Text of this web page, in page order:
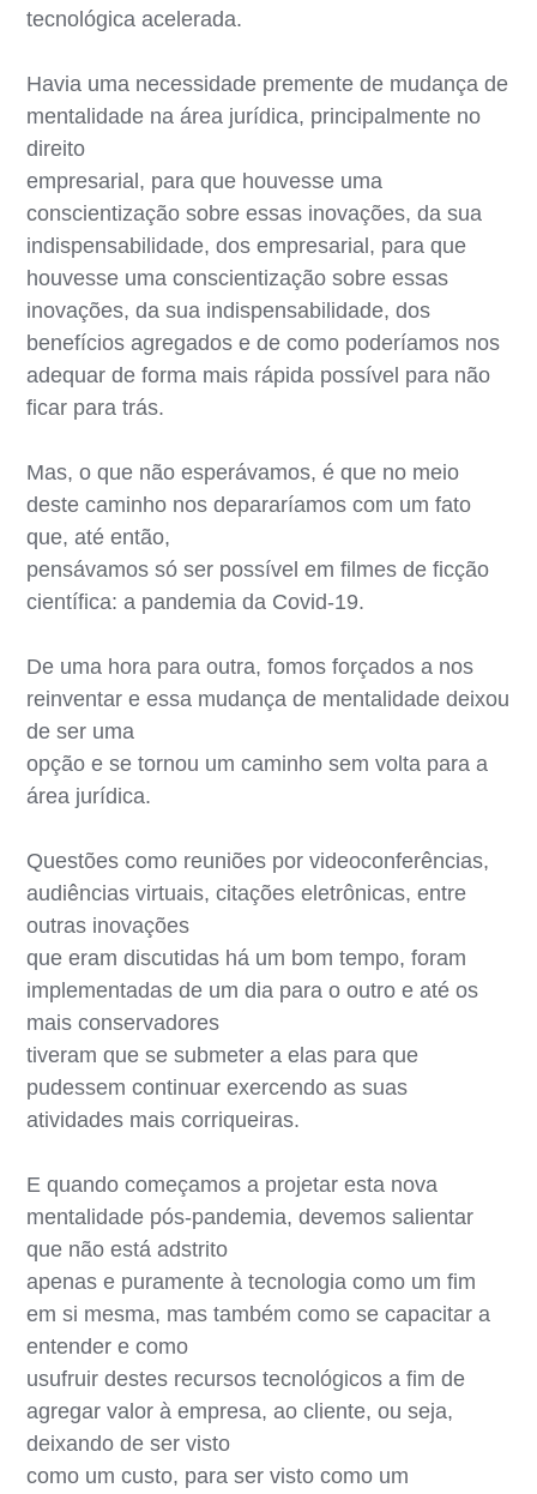
tecnológica acelerada.
Havia uma necessidade premente de mudança de
mentalidade na área jurídica, principalmente no
direito
empresarial, para que houvesse uma
conscientização sobre essas inovações, da sua
indispensabilidade, dos empresarial, para que
houvesse uma conscientização sobre essas
inovações, da sua indispensabilidade, dos
benefícios agregados e de como poderíamos nos
adequar de forma mais rápida possível para não
ficar para trás.
Mas, o que não esperávamos, é que no meio
deste caminho nos depararíamos com um fato
que, até então,
pensávamos só ser possível em filmes de ficção
científica: a pandemia da Covid-19.
De uma hora para outra, fomos forçados a nos
reinventar e essa mudança de mentalidade deixou
de ser uma
opção e se tornou um caminho sem volta para a
área jurídica.
Questões como reuniões por videoconferências,
audiências virtuais, citações eletrônicas, entre
outras inovações
que eram discutidas há um bom tempo, foram
implementadas de um dia para o outro e até os
mais conservadores
tiveram que se submeter a elas para que
pudessem continuar exercendo as suas
atividades mais corriqueiras.
E quando começamos a projetar esta nova
mentalidade pós-pandemia, devemos salientar
que não está adstrito
apenas e puramente à tecnologia como um fim
em si mesma, mas também como se capacitar a
entender e como
usufruir destes recursos tecnológicos a fim de
agregar valor à empresa, ao cliente, ou seja,
deixando de ser visto
como um custo, para ser visto como um